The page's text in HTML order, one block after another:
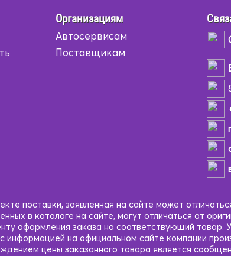
Организациям
Автосервисам
Поставщикам
поставки, заявленная на сайте может
в каталоге на сайте, могут отличаться от
оформления заказа на соответствующий товар.
на официальном сайте компании
цены заказанного товара является